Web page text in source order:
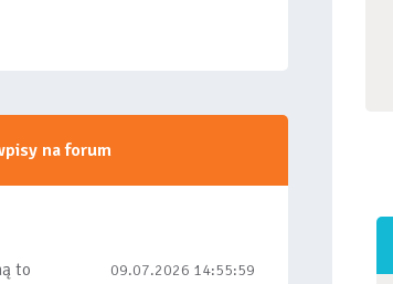
na forum
to
09.07.2026 14:55:59